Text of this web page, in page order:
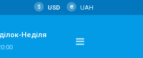
$ USD ₴ UAH
Неділя